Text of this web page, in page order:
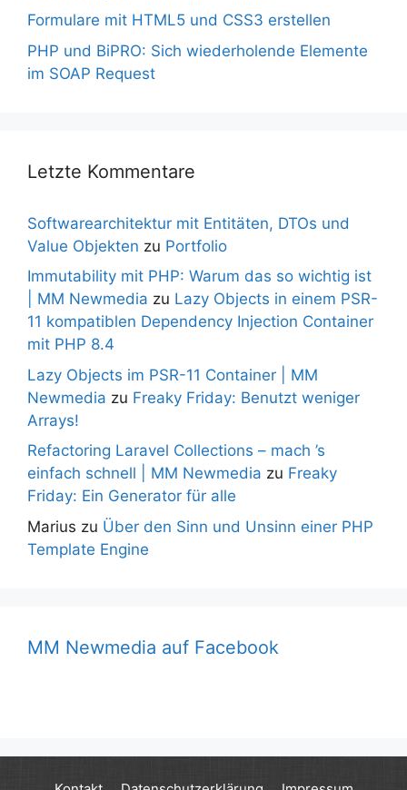
Formulare mit HTML5 und CSS3 erstellen
PHP und BiPRO: Sich wiederholende Elemente
im SOAP Request
Letzte Kommentare
Softwarearchitektur mit Entitäten, DTOs und
Value Objekten zu Portfolio
Immutability mit PHP: Warum das so wichtig ist
| MM Newmedia zu Lazy Objects in einem PSR-
11 kompatiblen Dependency Injection Container
mit PHP 8.4
Lazy Objects im PSR-11 Container | MM
Newmedia zu Freaky Friday: Benutzt weniger
Arrays!
Refactoring Laravel Collections – mach ’s
einfach schnell | MM Newmedia zu Freaky
Friday: Ein Generator für alle
Marius zu Über den Sinn und Unsinn einer PHP
Template Engine
MM Newmedia auf Facebook